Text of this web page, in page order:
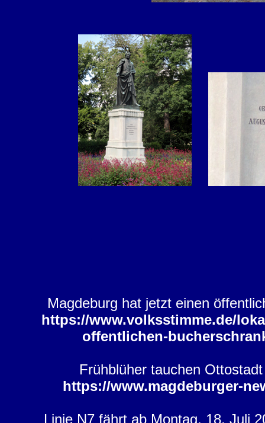
Magdeburg hat jetzt einen
https://www.volksstimme.de/
offentlichen-
Frühblüher tauchen
https://www.magdeburger-
Linie N7 fährt ab Montag, 18. Juli